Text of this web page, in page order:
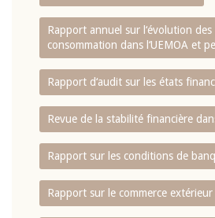
Rapport annuel sur l‘évolution des
consommation dans l‘UEMOA et
Rapport d‘audit sur les états
Revue de la stabilité financière
Rapport sur les conditions de
Rapport sur le commerce extérieur